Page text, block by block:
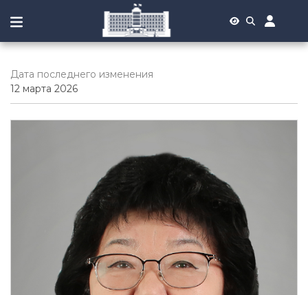
Дата последнего изменения
12 марта 2026